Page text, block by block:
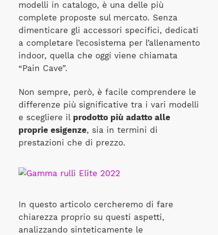
modelli in catalogo, è una delle più
complete proposte sul mercato. Senza
dimenticare gli accessori specifici, dedicati
a completare l’ecosistema per l’allenamento
indoor, quella che oggi viene chiamata
“Pain Cave”.
Non sempre, però, è facile comprendere le
differenze più significative tra i vari modelli
e scegliere il prodotto più adatto alle
proprie esigenze, sia in termini di
prestazioni che di prezzo.
In questo articolo cercheremo di fare
chiarezza proprio su questi aspetti,
analizzando sinteticamente le